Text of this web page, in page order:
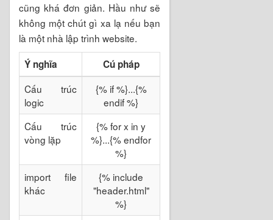
cũng khá đơn giản. Hầu như sẽ
không một chút gì xa lạ nếu bạn
là một nhà lập trình website.
Ý nghĩa
Cú pháp
Cấu trúc
logic
{% if %}...{%
endif %}
Cấu trúc
vòng lặp
{% for x in y
%}...{% endfor
%}
import file
khác
{% include
"header.html"
%}